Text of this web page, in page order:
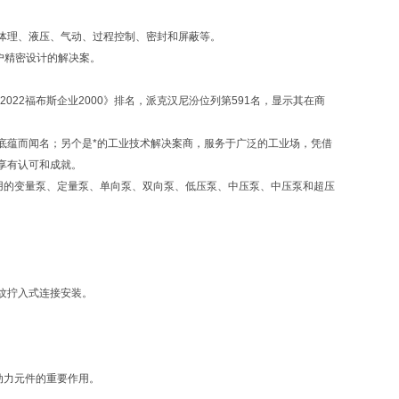
、液压、气动、过程控制、密封和屏蔽等。
密设计的解决案。
福布斯企业2000》排名，派克汉尼汾位列第591名，显示其在商
闻名；另个是*的工业技术解决案商，服务于广泛的工业场，凭借
认可和成就。
量泵、定量泵、单向泵、双向泵、低压泵、中压泵、中压泵和超压
入式连接安装。
元件的重要作用。